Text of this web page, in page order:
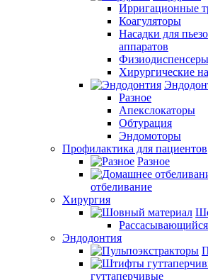
Ирригационные
Коагуляторы
Насадки для
аппаратов
Физиодиспенсеры
Хирургические
Разное
Апекслокаторы
Обтурация
Эндомоторы
Профилактика для пациентов
Разное
отбеливание
Хирургия
Рассасывающийся
Эндодонтия
гуттаперчивые